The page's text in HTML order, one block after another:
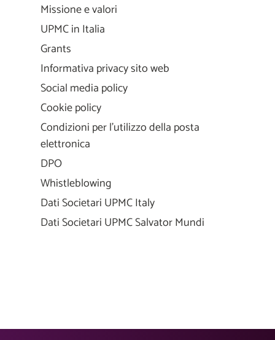
Missione e valori
UPMC in Italia
Grants
Informativa privacy sito web
Social media policy
Cookie policy
Condizioni per l'utilizzo della posta
elettronica
DPO
Whistleblowing
Dati Societari UPMC Italy
Dati Societari UPMC Salvator Mundi